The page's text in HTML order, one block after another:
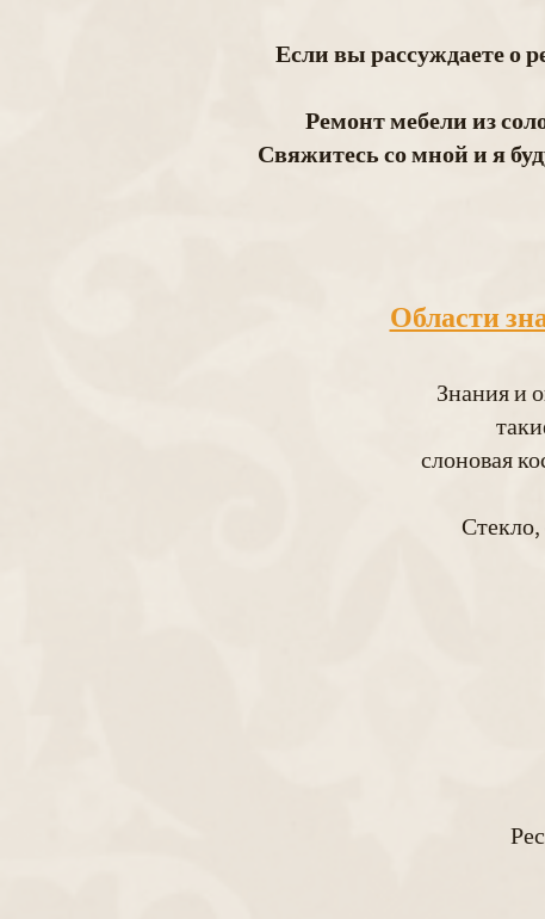
Если вы рассуждаете о
Ремонт мебели из
Свяжитесь со мной и я
Области
Знания и
слоновая
Стекло,